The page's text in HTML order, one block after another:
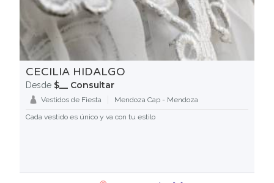
CECILIA HIDALGO
Desde $__ Consultar
Vestidos de Fiesta
Mendoza Cap - Mendoza
Cada vestido es único y va con tu estilo